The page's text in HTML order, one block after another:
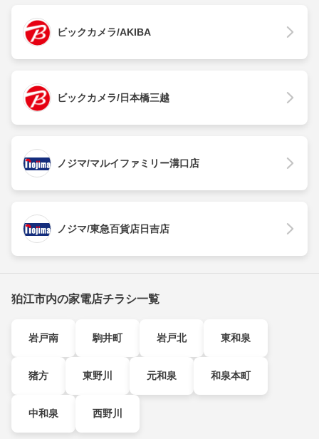
ビックカメラ/AKIBA
ビックカメラ/日本橋三越
ノジマ/マルイファミリー溝口店
ノジマ/東急百貨店日吉店
狛江市内の家電店チラシ一覧
岩戸南 駒井町 岩戸北 東和泉
猪方 東野川 元和泉 和泉本町
中和泉 西野川